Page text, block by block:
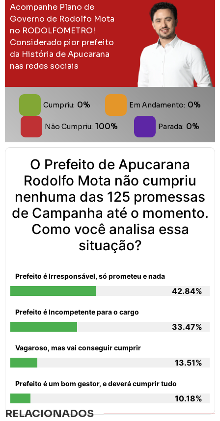
Acompanhe Plano de
Governo de Rodolfo Mota
no RODOLFOMETRO!
Considerado pior prefeito
da História de Apucarana
nas redes sociais
Cumpriu: 0% Em Andamento: 0%
Não Cumpriu: 100% Parada: 0%
O Prefeito de Apucarana
Rodolfo Mota não cumpriu
nenhuma das 125 promessas
de Campanha até o momento.
Como você analisa essa
situação?
Prefeito é Irresponsável, só prometeu e nada
42.84%
Prefeito é Incompetente para o cargo
33.47%
Vagaroso, mas vai conseguir cumprir
13.51%
Prefeito é um bom gestor, e deverá cumprir tudo
10.18%
RELACIONADOS